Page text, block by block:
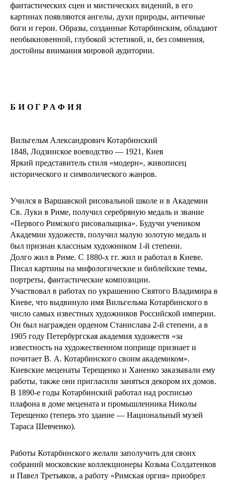
фантастических сцен и мистических видений, в его
картинах появляются ангелы, духи природы, античные
боги и герои. Образы, созданные Котарбинским, обладают
необыкновенной, глубокой эстетикой, и, без сомнения,
достойны внимания мировой аудитории.
БИОГРАФИЯ
Вильгельм Александрович Котарбинский
1848, Лодзинское воеводство — 1921, Киев
Яркий представитель стиля «модерн», живописец
исторического и символического жанров.
Учился в Варшавской рисовальной школе и в Академии
Св. Луки в Риме, получил серебряную медаль и звание
«Первого Римского рисовальщика». Будучи учеником
Академии художеств, получил малую золотую медаль и
был признан классным художником 1-й степени.
Долго жил в Риме. С 1880-х гг. жил и работал в Киеве.
Писал картины на мифологические и библейские темы,
портреты, фантастические композиции.
Участвовал в работах по украшению Святого Владимира в
Киеве, что выдвинуло имя Вильгельма Котарбинского в
число самых известных художников Российской империи.
Он был награжден орденом Станислава 2-й степени, а в
1905 году Петербургская академия художеств «за
известность на художественном поприще признает и
почитает В. А. Котарбинского своим академиком».
Киевские меценаты Терещенко и Ханенко заказывали ему
работы, также они пригласили заняться декором их домов.
В 1890-е годы Котарбинский работал над росписью
плафона в доме мецената и промышленника Николы
Терещенко (теперь это здание — Национальный музей
Тараса Шевченко).
Работы Котарбинского желали заполучить для своих
собраний московские коллекционеры Козьма Солдатенков
и Павел Третьяков, а работу «Римская оргия» приобрел